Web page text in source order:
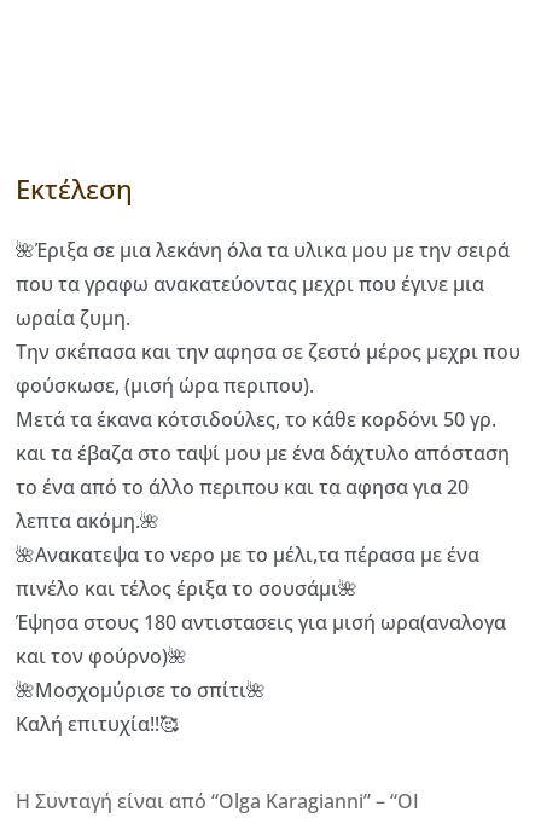
Εκτέλεση
🌺Έριξα σε μια λεκάνη όλα τα υλικα μου με την σειρά
που τα γραφω ανακατεύοντας μεχρι που έγινε μια
ωραία ζυμη.
Την σκέπασα και την αφησα σε ζεστό μέρος μεχρι που
φούσκωσε, (μισή ώρα περιπου).
Μετά τα έκανα κότσιδούλες, το κάθε κορδόνι 50 γρ.
και τα έβαζα στο ταψί μου με ένα δάχτυλο απόσταση
το ένα από το άλλο περιπου και τα αφησα για 20
λεπτα ακόμη.🌺
🌺Ανακατεψα το νερο με το μέλι,τα πέρασα με ένα
πινέλο και τέλος έριξα το σουσάμι🌺
Έψησα στους 180 αντιστασεις για μισή ωρα(αναλογα
και τον φούρνο)🌺
🌺Μοσχομύρισε το σπίτι🌺
Καλή επιτυχία!!🥰
Η Συνταγή είναι από “Olga Karagianni” – “ΟΙ